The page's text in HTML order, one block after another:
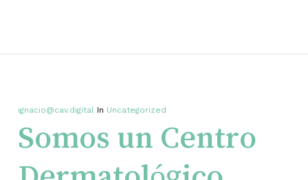
ignacio@cav.digital In Uncategorized
Somos un Centro